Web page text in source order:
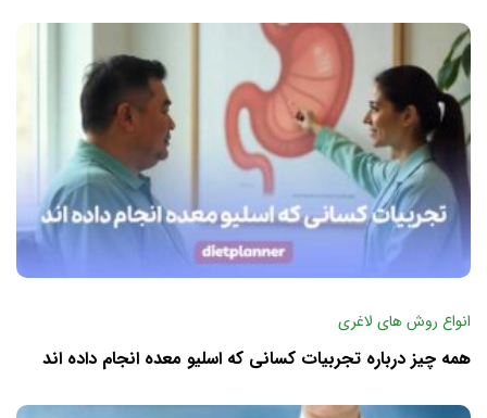
انواع روش های لاغری
همه چیز درباره تجربیات کسانی که اسلیو معده انجام داده اند